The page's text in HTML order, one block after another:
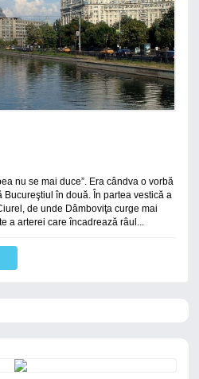
nu se mai duce”. Era cândva o vorbă
Bucureştiul în două. În partea vestică a
de unde Dâmboviţa curge mai
a arterei care încadrează râul...